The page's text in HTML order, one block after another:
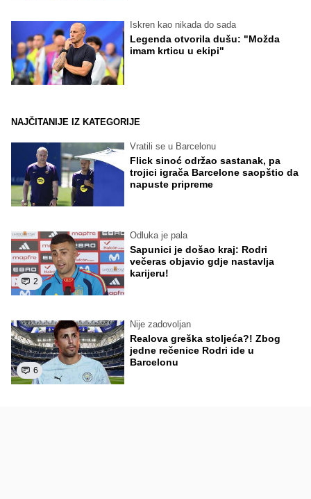
Iskren kao nikada do sada
Legenda otvorila dušu: "Možda
imam krticu u ekipi"
NAJČITANIJE IZ KATEGORIJE
Vratili se u Barcelonu
Flick sinoć održao sastanak, pa
trojici igrača Barcelone saopštio da
napuste pripreme
2
Odluka je pala
Sapunici je došao kraj: Rodri
večeras objavio gdje nastavlja
karijeru!
6
Nije zadovoljan
Realova greška stoljeća?! Zbog
jedne rečenice Rodri ide u
Barcelonu